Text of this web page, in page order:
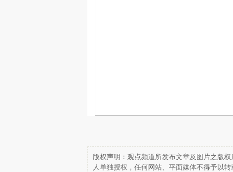
版权声明：观点频道所发布文章及图片之版
人单独授权，任何网站、平面媒体不得予以